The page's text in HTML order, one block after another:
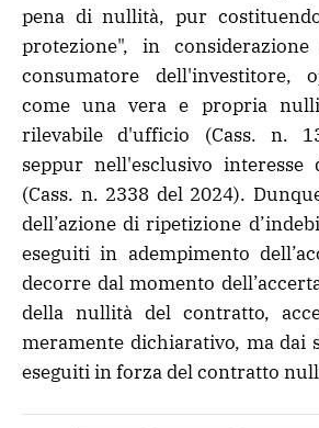
pena di nullità, pur
protezione", in
consumatore dell'investitore,
come una vera e propria
rilevabile d'ufficio (Cass. n.
seppur nell'esclusivo interesse
(Cass. n. 2338 del 2024).
dell’azione di ripetizione
eseguiti in adempimento
decorre dal momento
della nullità del contratto,
meramente dichiarativo, ma dai
eseguiti in forza del contratto